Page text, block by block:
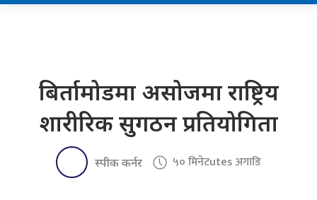
बिर्तामोडमा असोजमा राष्ट्रिय
शारीरिक सुगठन प्रतियोगिता
स्पीक कर्नर ५० मिनेटutes अगाडि